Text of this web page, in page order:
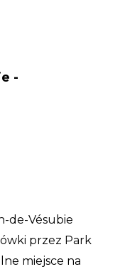
-
de-Vésubie
przez Park
miejsce na